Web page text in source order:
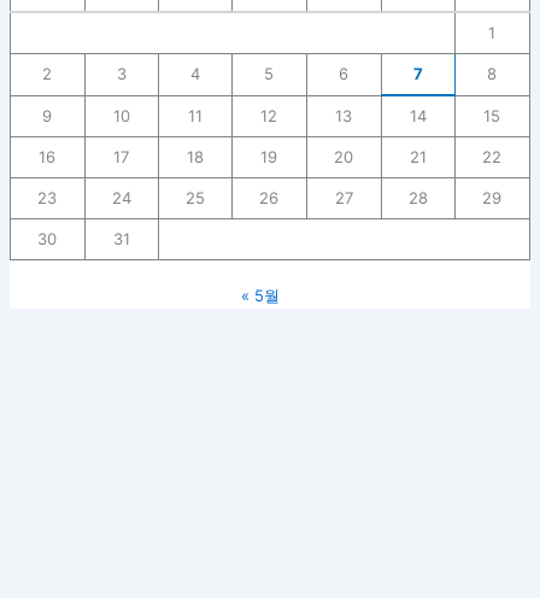
1
2 3 4 5 6 7 8
9 10 11 12 13 14 15
16 17 18 19 20 21 22
23 24 25 26 27 28 29
30 31
« 5월